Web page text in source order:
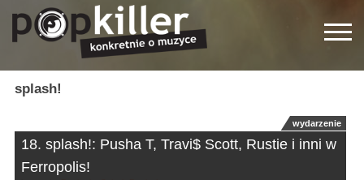
splash!
wydarzenie
18. splash!: Pusha T, Travi$ Scott, Rustie i inni w
Ferropolis!